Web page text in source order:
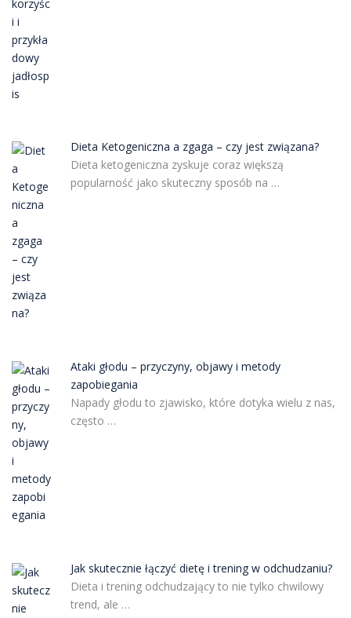
Dieta Ketogeniczna a zgaga – czy jest związana?
Dieta ketogeniczna zyskuje coraz większą
popularność jako skuteczny sposób na …
Ataki głodu – przyczyny, objawy i metody
zapobiegania
Napady głodu to zjawisko, które dotyka wielu z nas,
często …
Jak skutecznie łączyć dietę i trening w odchudzaniu?
Dieta i trening odchudzający to nie tylko chwilowy
trend, ale …